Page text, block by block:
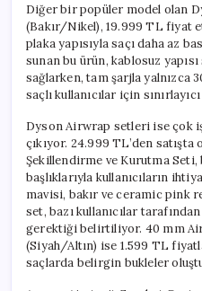
Diğer bir popüler model olan
(Bakır/Nikel), 19.999 TL fiyat
plaka yapısıyla saçı daha az
sunan bu ürün, kablosuz
sağlarken, tam şarjla yalnızca
saçlı kullanıcılar için
Dyson Airwrap setleri ise çok
çıkıyor. 24.999 TL’den
Şekillendirme ve Kurutma
başlıklarıyla kullanıcıların
mavisi, bakır ve ceramic pink
set, bazı kullanıcılar
gerektiği belirtiliyor. 40 mm
(Siyah/Altın) ise 1.599 TL
saçlarda belirgin bukleler